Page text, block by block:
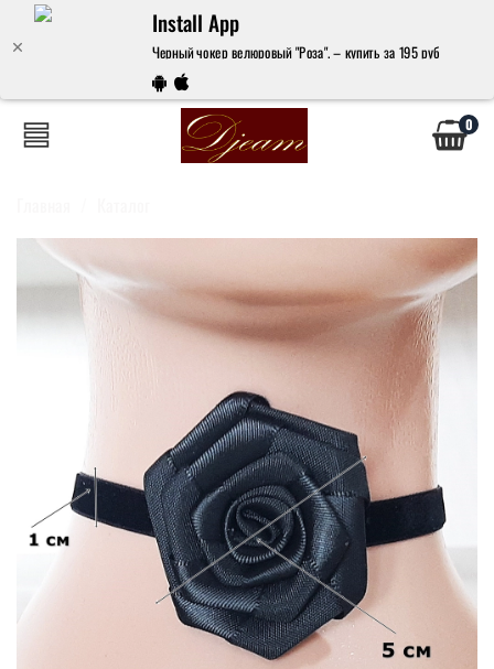
Install App
Черный чокер велюровый "Роза". – купить за 195 руб | Джем
0